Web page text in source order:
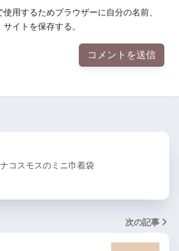
用するためブラウザーに自分の名前、
イトを保存する。
コスモスのミニ巾着袋
次の記事